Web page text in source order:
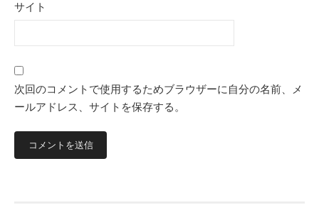
サイト
次回のコメントで使用するためブラウザーに自分の名前、メ
ールアドレス、サイトを保存する。